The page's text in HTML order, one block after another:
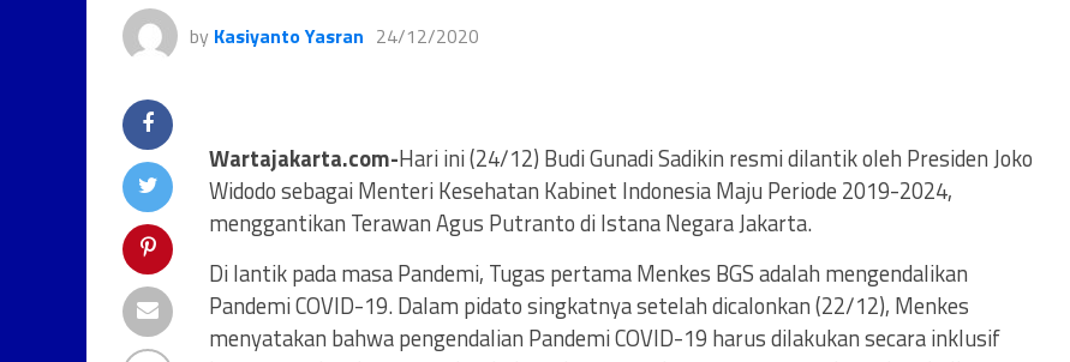
by Kasiyanto Yasran 24/12/2020
Wartajakarta.com-Hari ini (24/12) Budi Gunadi Sadikin resmi dilantik oleh Presiden Joko
Widodo sebagai Menteri Kesehatan Kabinet Indonesia Maju Periode 2019-2024,
menggantikan Terawan Agus Putranto di Istana Negara Jakarta.
Di lantik pada masa Pandemi, Tugas pertama Menkes BGS adalah mengendalikan
Pandemi COVID-19. Dalam pidato singkatnya setelah dicalonkan (22/12), Menkes
menyatakan bahwa pengendalian Pandemi COVID-19 harus dilakukan secara inklusif